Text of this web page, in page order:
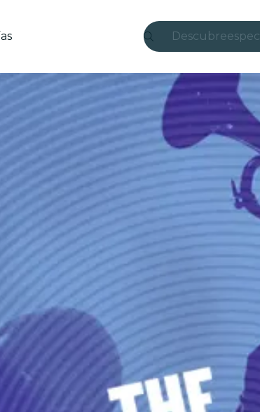
Descubre
São
cine